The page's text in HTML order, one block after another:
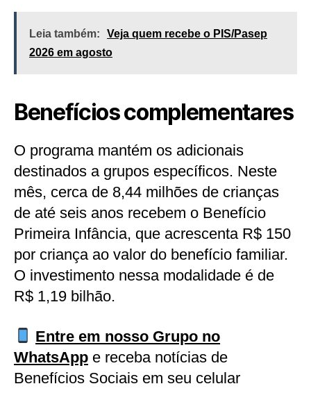
Leia também:
Veja quem recebe o PIS/Pasep
2026 em agosto
Benefícios complementares
O programa mantém os adicionais
destinados a grupos específicos. Neste
mês, cerca de 8,44 milhões de crianças
de até seis anos recebem o Benefício
Primeira Infância, que acrescenta R$ 150
por criança ao valor do benefício familiar.
O investimento nessa modalidade é de
R$ 1,19 bilhão.
Entre em nosso Grupo no
WhatsApp e receba notícias de
Benefícios Sociais em seu celular